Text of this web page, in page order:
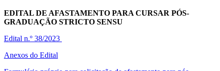
EDITAL DE AFASTAMENTO PARA CURSAR PÓS-
GRADUAÇÃO STRICTO SENSU
Edital n.º 38/2023
Anexos do Edital